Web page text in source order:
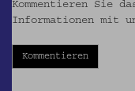
Kommentieren Sie
Informationen mit
Kommentieren